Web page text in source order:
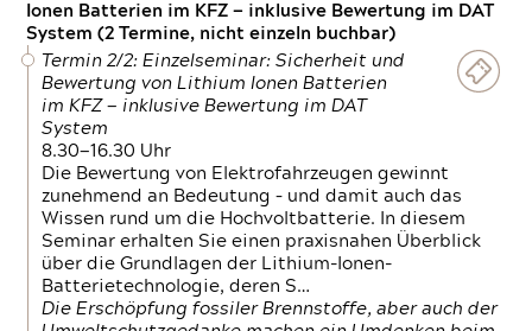
Ionen Batterien im KFZ — inklusive Bewertung im DAT
System (2 Termine, nicht einzeln buchbar)
Termin 2/2: Einzelseminar: Sicherheit und
Bewertung von Lithium Ionen Batterien
im KFZ — inklusive Bewertung im DAT
System
8.30—16.30 Uhr
Die Bewertung von Elektrofahrzeugen gewinnt
zunehmend an Bedeutung – und damit auch das
Wissen rund um die Hochvoltbatterie. In diesem
Seminar erhalten Sie einen praxisnahen Überblick
über die Grundlagen der Lithium-Ionen-
Batterietechnologie, deren S…
Die Erschöpfung fossiler Brennstoffe, aber auch der